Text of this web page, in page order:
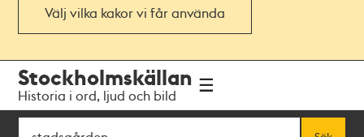
Välj vilka kakor vi får använda
navigationen
huvudinnehållet
Stockholmskällan
Historia i ord, ljud och bild
Sök